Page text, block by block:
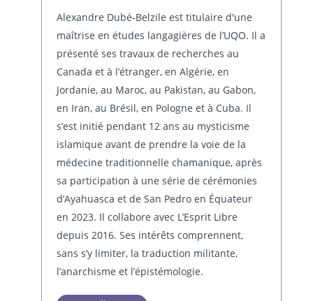
Alexandre Dubé-Belzile est titulaire d'une
maîtrise en études langagières de l’UQO. Il a
présenté ses travaux de recherches au
Canada et à l’étranger, en Algérie, en
Jordanie, au Maroc, au Pakistan, au Gabon,
en Iran, au Brésil, en Pologne et à Cuba. Il
s’est initié pendant 12 ans au mysticisme
islamique avant de prendre la voie de la
médecine traditionnelle chamanique, après
sa participation à une série de cérémonies
d’Ayahuasca et de San Pedro en Équateur
en 2023. Il collabore avec L’Esprit Libre
depuis 2016. Ses intérêts comprennent,
sans s’y limiter, la traduction militante,
l’anarchisme et l’épistémologie.